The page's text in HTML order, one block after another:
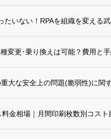
たいない！RPAを組織を変える
変更･乗り換えは可能？費用と
重大な安全上の問題(脆弱性)に関
料金相場｜月間印刷枚数別コス